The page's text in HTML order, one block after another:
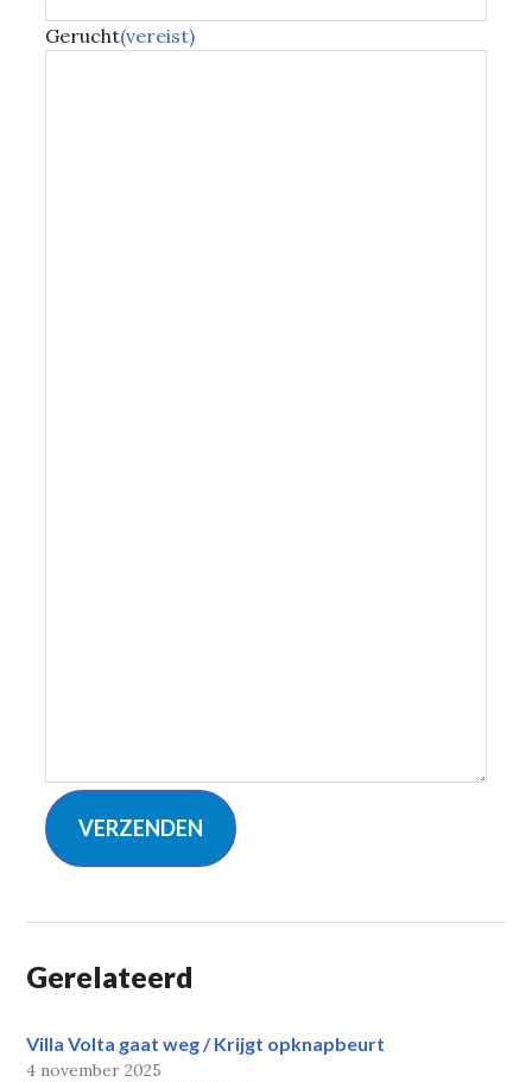
Gerucht(vereist)
VERZENDEN
Gerelateerd
Villa Volta gaat weg / Krijgt opknapbeurt
4 november 2025